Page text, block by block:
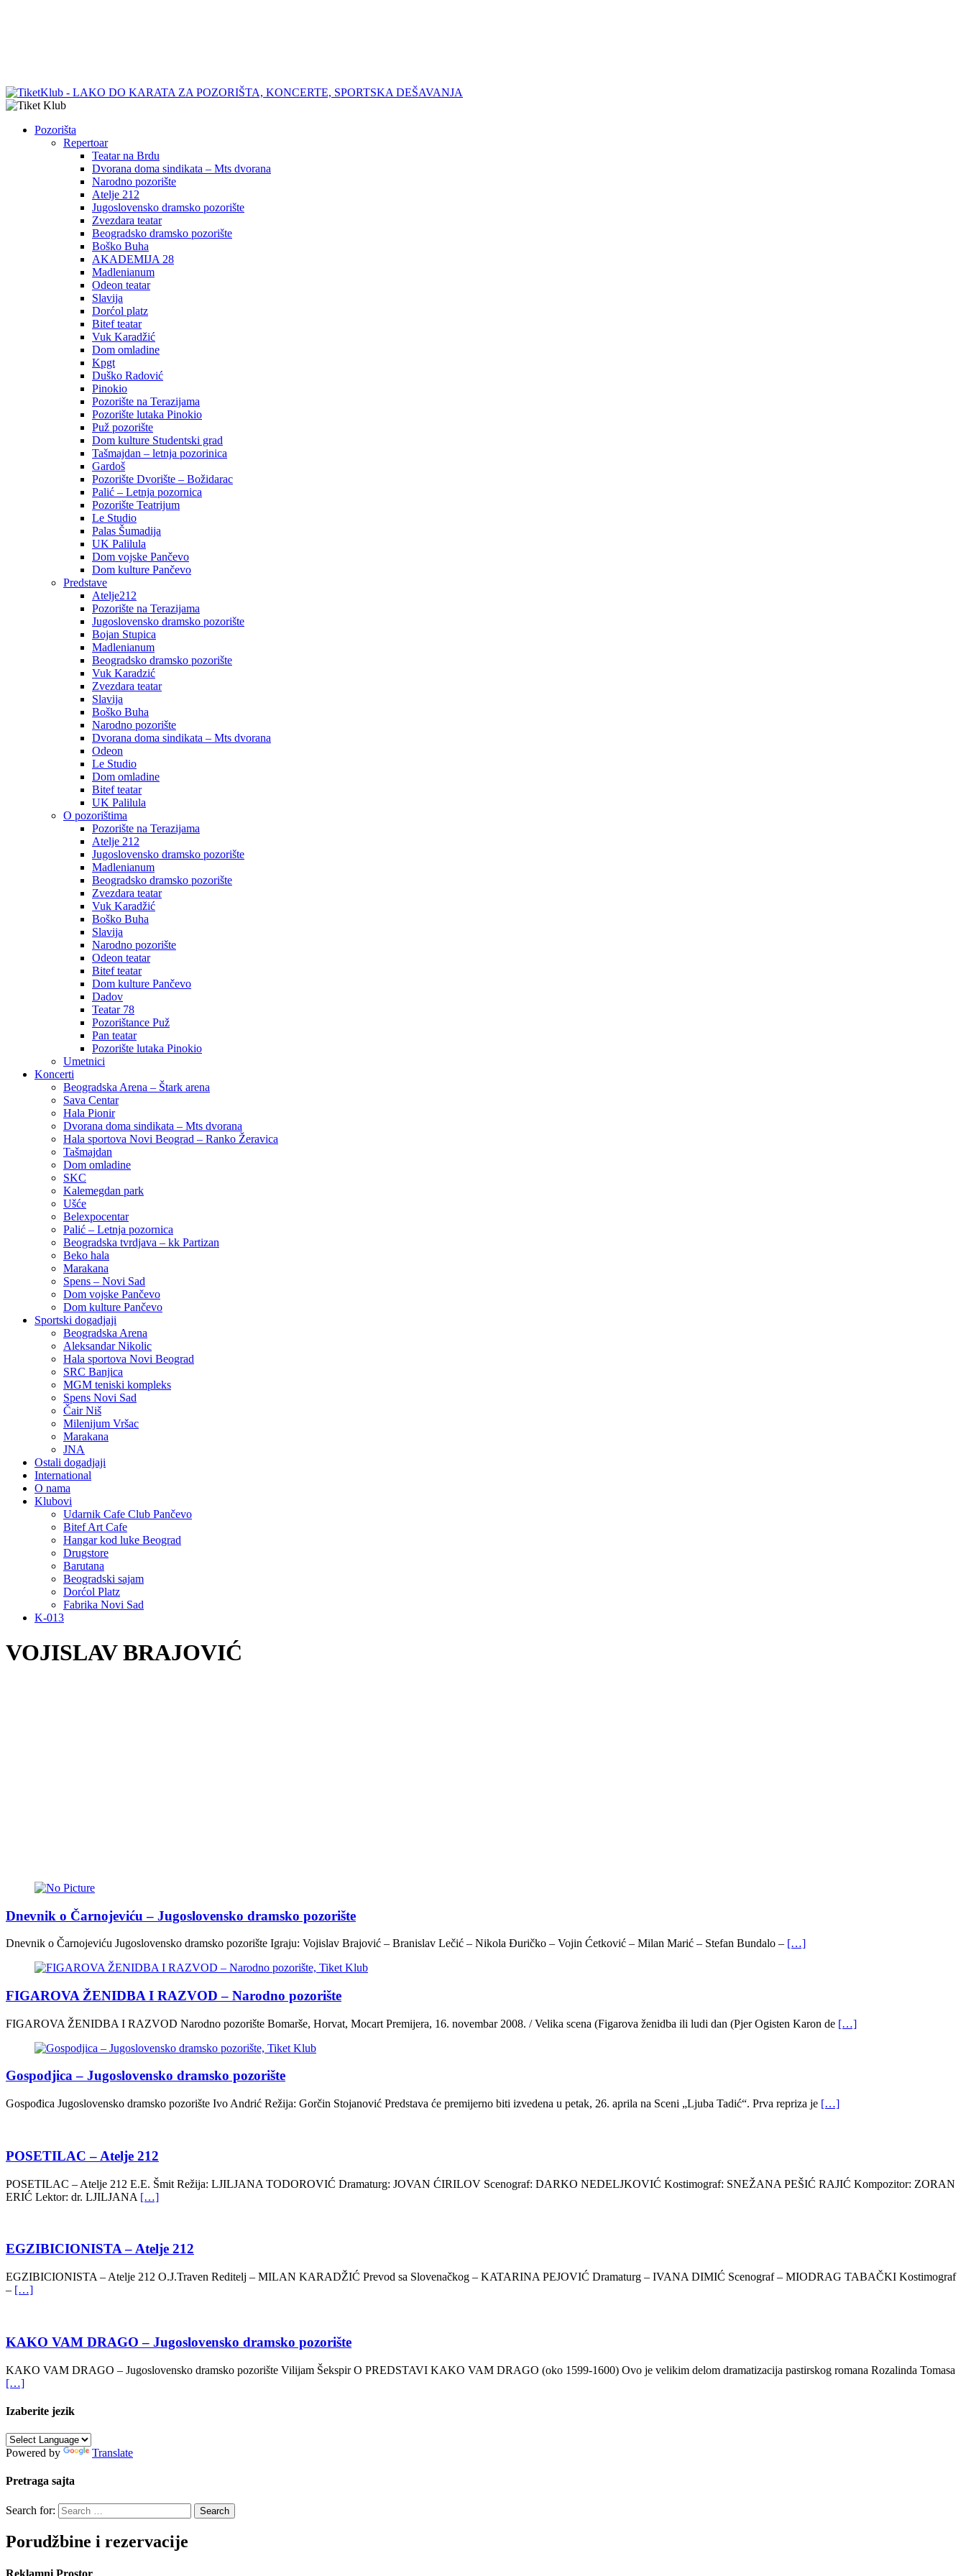
Pozorišta
Repertoar
Teatar na Brdu
Dvorana doma sindikata – Mts dvorana
Narodno pozorište
Atelje 212
Jugoslovensko dramsko pozorište
Zvezdara teatar
Beogradsko dramsko pozorište
Boško Buha
AKADEMIJA 28
Madlenianum
Odeon teatar
Slavija
Dorćol platz
Bitef teatar
Vuk Karadžić
Dom omladine
Kpgt
Duško Radović
Pinokio
Pozorište na Terazijama
Pozorište lutaka Pinokio
Puž pozorište
Dom kulture Studentski grad
Tašmajdan – letnja pozorinica
Gardoš
Pozorište Dvorište – Božidarac
Palić – Letnja pozornica
Pozorište Teatrijum
Le Studio
Palas Šumadija
UK Palilula
Dom vojske Pančevo
Dom kulture Pančevo
Predstave
Atelje212
Pozorište na Terazijama
Jugoslovensko dramsko pozorište
Bojan Stupica
Madlenianum
Beogradsko dramsko pozorište
Vuk Karadzić
Zvezdara teatar
Slavija
Boško Buha
Narodno pozorište
Dvorana doma sindikata – Mts dvorana
Odeon
Le Studio
Dom omladine
Bitef teatar
UK Palilula
O pozorištima
Pozorište na Terazijama
Atelje 212
Jugoslovensko dramsko pozorište
Madlenianum
Beogradsko dramsko pozorište
Zvezdara teatar
Vuk Karadžić
Boško Buha
Slavija
Narodno pozorište
Odeon teatar
Bitef teatar
Dom kulture Pančevo
Dadov
Teatar 78
Pozorištance Puž
Pan teatar
Pozorište lutaka Pinokio
Umetnici
Koncerti
Beogradska Arena – Štark arena
Sava Centar
Hala Pionir
Dvorana doma sindikata – Mts dvorana
Hala sportova Novi Beograd – Ranko Žeravica
Tašmajdan
Dom omladine
SKC
Kalemegdan park
Ušće
Belexpocentar
Palić – Letnja pozornica
Beogradska tvrdjava – kk Partizan
Beko hala
Marakana
Spens – Novi Sad
Dom vojske Pančevo
Dom kulture Pančevo
Sportski dogadjaji
Beogradska Arena
Aleksandar Nikolic
Hala sportova Novi Beograd
SRC Banjica
MGM teniski kompleks
Spens Novi Sad
Čair Niš
Milenijum Vršac
Marakana
JNA
Ostali dogadjaji
International
O nama
Klubovi
Udarnik Cafe Club Pančevo
Bitef Art Cafe
Hangar kod luke Beograd
Drugstore
Barutana
Beogradski sajam
Dorćol Platz
Fabrika Novi Sad
K-013
VOJISLAV BRAJOVIĆ
Dnevnik o Čarnojeviću – Jugoslovensko dramsko pozorište
Dnevnik o Čarnojeviću Jugoslovensko dramsko pozorište Igraju: Vojislav Brajović – Branislav Lečić – Nikola Đuričko – Vojin Ćetković – Milan Marić – Stefan Bundalo – […]
FIGAROVA ŽENIDBA I RAZVOD – Narodno pozorište
FIGAROVA ŽENIDBA I RAZVOD Narodno pozorište Bomarše, Horvat, Mocart Premijera, 16. novembar 2008. / Velika scena (Figarova ženidba ili ludi dan (Pjer Ogisten Karon de […]
Gospodjica – Jugoslovensko dramsko pozorište
Gospođica Jugoslovensko dramsko pozorište Ivo Andrić Režija: Gorčin Stojanović Predstava će premijerno biti izvedena u petak, 26. aprila na Sceni „Ljuba Tadić“. Prva repriza je […]
POSETILAC – Atelje 212
POSETILAC – Atelje 212 E.E. Šmit Režija: LJILJANA TODOROVIĆ Dramaturg: JOVAN ĆIRILOV Scenograf: DARKO NEDELJKOVIĆ Kostimograf: SNEŽANA PEŠIĆ RAJIĆ Kompozitor: ZORAN
ERIĆ Lektor: dr. LJILJANA […]
EGZIBICIONISTA – Atelje 212
EGZIBICIONISTA – Atelje 212 O.J.Traven Reditelj – MILAN KARADŽIĆ Prevod sa Slovenačkog – KATARINA PEJOVIĆ Dramaturg – IVANA DIMIĆ Scenograf – MIODRAG TABAČKI Kostimograf
– […]
KAKO VAM DRAGO – Jugoslovensko dramsko pozorište
KAKO VAM DRAGO – Jugoslovensko dramsko pozorište Vilijam Šekspir O PREDSTAVI KAKO VAM DRAGO (oko 1599-1600) Ovo je velikim delom dramatizacija pastirskog romana Rozalinda Tomasa
[…]
Izaberite jezik
Powered by Translate
Pretraga sajta
Search for:
Porudžbine i rezervacije
Reklamni Prostor